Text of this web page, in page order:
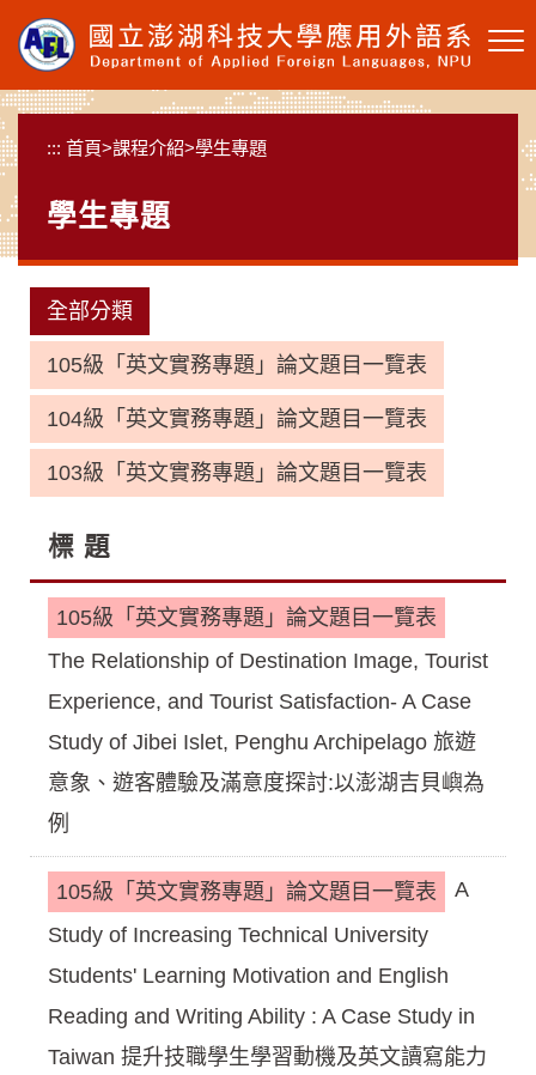
要
內
容
塊
::: 首頁>課程介紹>學生專題
學生專題
全部分類
105級「英文實務專題」論文題目一覽表
104級「英文實務專題」論文題目一覽表
103級「英文實務專題」論文題目一覽表
標 題
105級「英文實務專題」論文題目一覽表
The Relationship of Destination Image, Tourist
Experience, and Tourist Satisfaction- A Case
Study of Jibei Islet, Penghu Archipelago 旅遊
意象、遊客體驗及滿意度探討:以澎湖吉貝嶼為
例
105級「英文實務專題」論文題目一覽表
A
Study of Increasing Technical University
Students' Learning Motivation and English
Reading and Writing Ability : A Case Study in
Taiwan 提升技職學生學習動機及英文讀寫能力